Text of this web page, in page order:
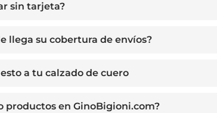
sin tarjeta?
llega su cobertura de envíos?
a tu calzado de cuero
productos en GinoBigioni.com?